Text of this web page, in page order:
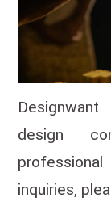
design
inquiries,